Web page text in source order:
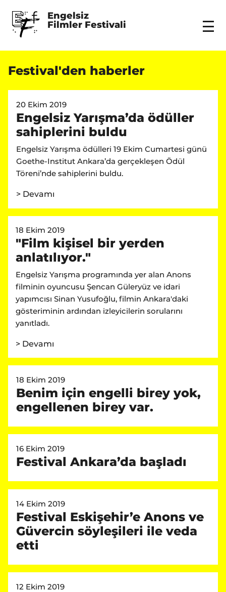
Engelsiz
Filmler Festivali
Menu
Festival'den haberler
20 Ekim 2019
Engelsiz Yarışma’da ödüller
sahiplerini buldu
Engelsiz Yarışma ödülleri 19 Ekim Cumartesi günü
Goethe-Institut Ankara’da gerçekleşen Ödül
Töreni’nde sahiplerini buldu.
> Devamı
18 Ekim 2019
"Film kişisel bir yerden
anlatılıyor."
Engelsiz Yarışma programında yer alan Anons
filminin oyuncusu Şencan Güleryüz ve idari
yapımcısı Sinan Yusufoğlu, filmin Ankara'daki
gösteriminin ardından izleyicilerin sorularını
yanıtladı.
> Devamı
18 Ekim 2019
Benim için engelli birey yok,
engellenen birey var.
16 Ekim 2019
Festival Ankara’da başladı
14 Ekim 2019
Festival Eskişehir’e Anons ve
Güvercin söyleşileri ile veda
etti
12 Ekim 2019